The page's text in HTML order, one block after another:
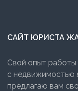
САЙТ ЮРИСТА
Свой опыт
с недвижимостью
предлагаю вам